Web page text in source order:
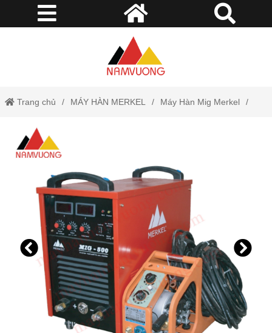
Trang chủ MÁY HÀN MERKEL Máy Hàn Mig Merkel
Inverter